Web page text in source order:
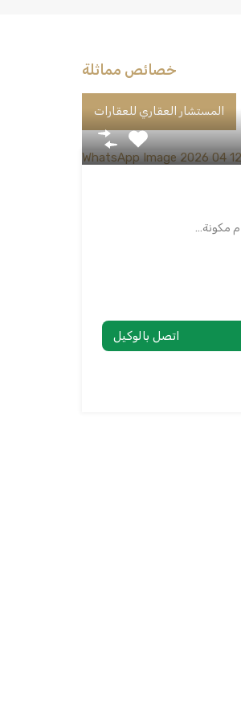
خصائص مماثلة
المستشار العقاري للعقارات
اتصل بالوكيل